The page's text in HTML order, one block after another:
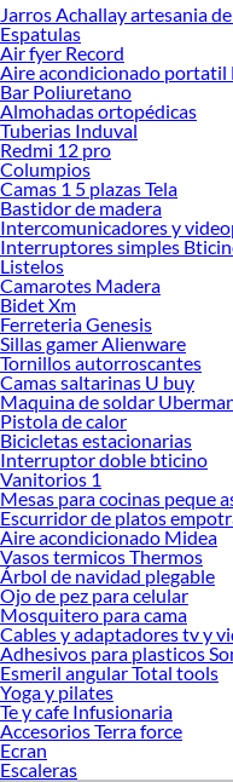
Jarros Achallay artesania
Espatulas
Air fyer Record
Aire acondicionado portatil
Bar Poliuretano
Almohadas ortopédicas
Tuberias Induval
Redmi 12 pro
Columpios
Camas 1 5 plazas Tela
Bastidor de madera
Intercomunicadores y
Interruptores simples
Listelos
Camarotes Madera
Bidet Xm
Ferreteria Genesis
Sillas gamer Alienware
Tornillos autorroscantes
Camas saltarinas U buy
Maquina de soldar
Pistola de calor
Bicicletas estacionarias
Interruptor doble bticino
Vanitorios 1
Mesas para cocinas peque
Escurridor de platos
Aire acondicionado Midea
Vasos termicos Thermos
Árbol de navidad plegable
Ojo de pez para celular
Mosquitero para cama
Cables y adaptadores tv y
Adhesivos para plasticos
Esmeril angular Total tools
Yoga y pilates
Te y cafe Infusionaria
Accesorios Terra force
Ecran
Escaleras